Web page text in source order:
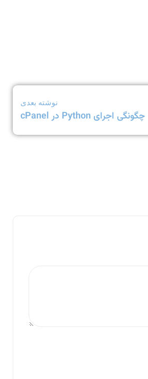
نوشته بعدی
چگونگی اجرای Python در cPanel